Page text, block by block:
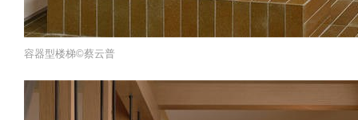
容器型楼梯©️蔡云普